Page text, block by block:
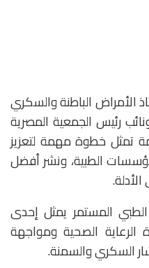
الأمراض الباطنة والسكري
رئيس الجمعية المصرية
تمثل خطوة مهمة لتعزيز
الطبية، ونشر أفضل
الطبي المستمر يمثل إحدى
الرعاية الصحية ومواجهة
السكري والسمنة.